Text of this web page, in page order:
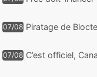
07/08 Piratage de
07/08 C’est officiel,